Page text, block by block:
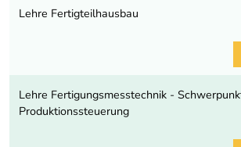
Lehre Fertigteilhausbau
Lehre Fertigungsmesstechnik -
Produktionssteuerung